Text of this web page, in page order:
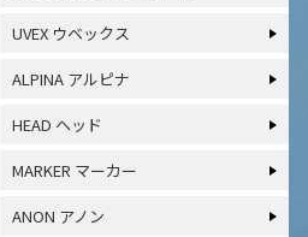
UVEX ウベックス
ALPINA アルピナ
HEAD ヘッド
MARKER マーカー
ANON アノン